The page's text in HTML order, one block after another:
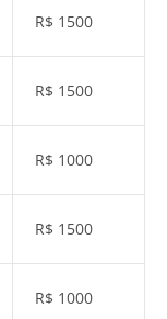
R$ 1500
R$ 1500
R$ 1000
R$ 1500
R$ 1000